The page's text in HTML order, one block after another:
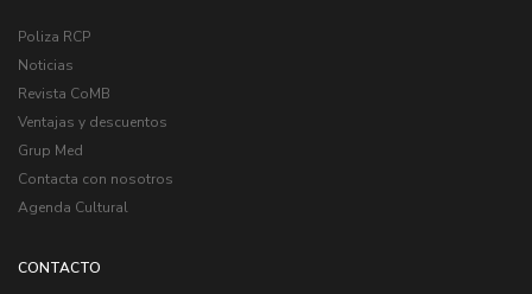
Poliza RCP
Noticias
Revista CoMB
Ventajas y descuentos
Grup Med
Contacta con nosotros
Agenda Cultural
CONTACTO